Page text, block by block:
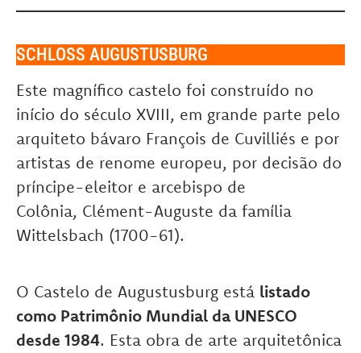
SCHLOSS AUGUSTUSBURG
Este magnífico castelo foi construído no
início do século XVIII, em grande parte pelo
arquiteto bávaro François de Cuvilliés e por
artistas de renome europeu, por decisão do
príncipe-eleitor e arcebispo de
Colônia, Clément-Auguste da família
Wittelsbach (1700-61).
O Castelo de Augustusburg está listado
como Patrimônio Mundial da UNESCO
desde 1984. Esta obra de arte arquitetônica